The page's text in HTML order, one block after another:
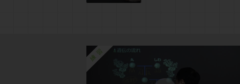
練習